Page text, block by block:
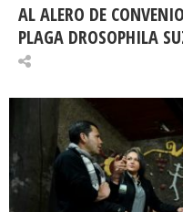
AL ALERO DE
PLAGA DROSOPHILA